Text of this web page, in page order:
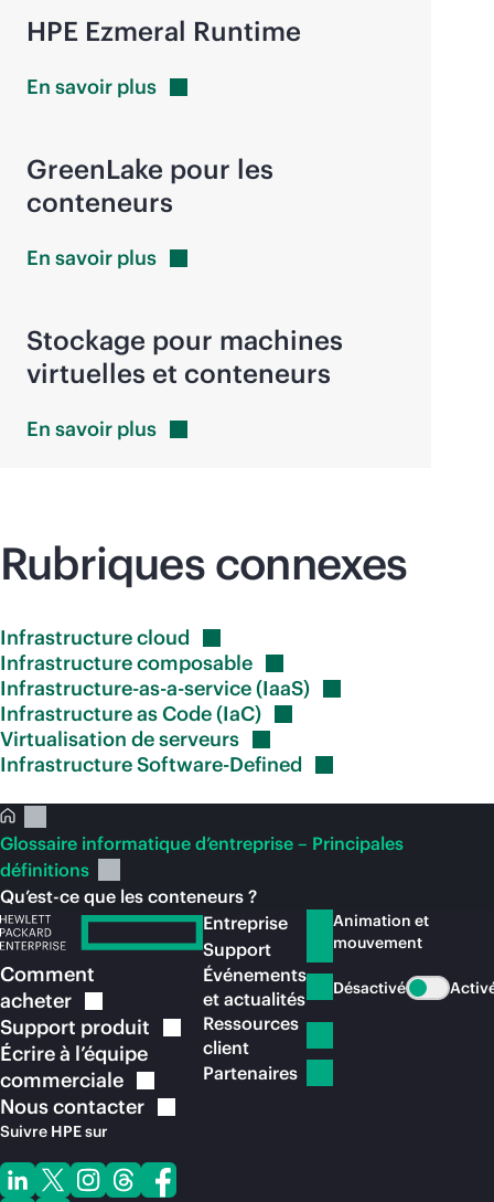
HPE Ezmeral Runtime
En savoir plus
GreenLake pour les
conteneurs
En savoir plus
Stockage pour machines
virtuelles et conteneurs
En savoir plus
Rubriques connexes
Infrastructurecloud
Infrastructurecomposable
Infrastructure-as-a-service(IaaS)
Infrastructure as Code(IaC)
Virtualisation deserveurs
InfrastructureSoftware-Defined
Glossaire informatique d’entreprise – Principales
définitions
Qu’est-ce que les conteneurs ?
Comment
acheter
Support produit
Écrire à l’équipe
commerciale
Nouscontacter
Suivre HPE sur
Entreprise
Support
Événements
et actualités
Ressources
client
Partenaires
Animation et
mouvement
Désactivé